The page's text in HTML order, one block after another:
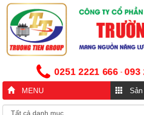
0251 2221 666 - 093
MENU